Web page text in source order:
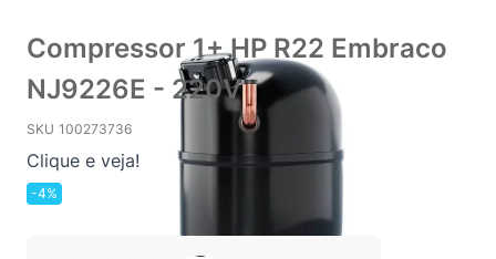
Compressor 1+ HP R22 Embraco
NJ9226E - 220V
SKU 100273736
Clique e veja!
-4%